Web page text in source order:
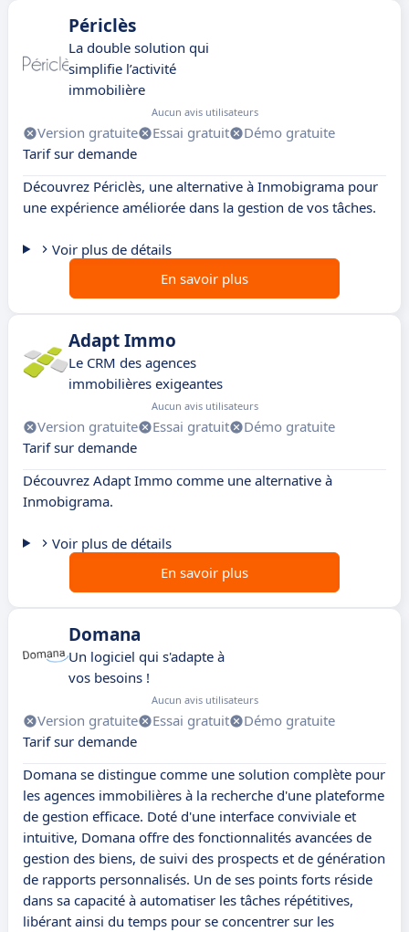
Périclès
La double solution qui
simplifie l’activité
immobilière
Aucun avis utilisateurs
Version gratuite Essai gratuit
Démo gratuite
Tarif sur demande
Découvrez Périclès, une alternative à Inmobigrama pour
une expérience améliorée dans la gestion de vos tâches.
Voir plus de détails
En savoir plus
Adapt Immo
Le CRM des agences
immobilières exigeantes
Aucun avis utilisateurs
Version gratuite Essai gratuit
Démo gratuite
Tarif sur demande
Découvrez Adapt Immo comme une alternative à
Inmobigrama.
Voir plus de détails
En savoir plus
Domana
Un logiciel qui s'adapte à
vos besoins !
Aucun avis utilisateurs
Version gratuite Essai gratuit
Démo gratuite
Tarif sur demande
Domana se distingue comme une solution complète pour
les agences immobilières à la recherche d'une plateforme
de gestion efficace. Doté d'une interface conviviale et
intuitive, Domana offre des fonctionnalités avancées de
gestion des biens, de suivi des prospects et de génération
de rapports personnalisés. Un de ses points forts réside
dans sa capacité à automatiser les tâches répétitives,
libérant ainsi du temps pour se concentrer sur les